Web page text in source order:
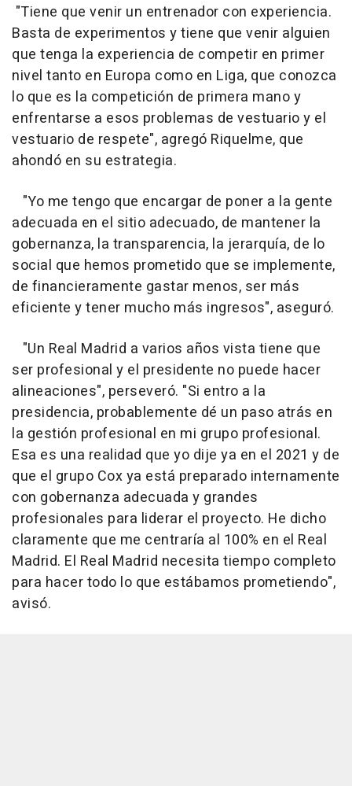
"Tiene que venir un entrenador con experiencia.
Basta de experimentos y tiene que venir alguien
que tenga la experiencia de competir en primer
nivel tanto en Europa como en Liga, que conozca
lo que es la competición de primera mano y
enfrentarse a esos problemas de vestuario y el
vestuario de respete", agregó Riquelme, que
ahondó en su estrategia.
"Yo me tengo que encargar de poner a la gente
adecuada en el sitio adecuado, de mantener la
gobernanza, la transparencia, la jerarquía, de lo
social que hemos prometido que se implemente,
de financieramente gastar menos, ser más
eficiente y tener mucho más ingresos", aseguró.
"Un Real Madrid a varios años vista tiene que
ser profesional y el presidente no puede hacer
alineaciones", perseveró. "Si entro a la
presidencia, probablemente dé un paso atrás en
la gestión profesional en mi grupo profesional.
Esa es una realidad que yo dije ya en el 2021 y de
que el grupo Cox ya está preparado internamente
con gobernanza adecuada y grandes
profesionales para liderar el proyecto. He dicho
claramente que me centraría al 100% en el Real
Madrid. El Real Madrid necesita tiempo completo
para hacer todo lo que estábamos prometiendo",
avisó.